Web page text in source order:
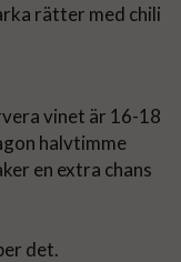
rätter med chili
vinet är 16-18
halvtimme
en extra chans
det.